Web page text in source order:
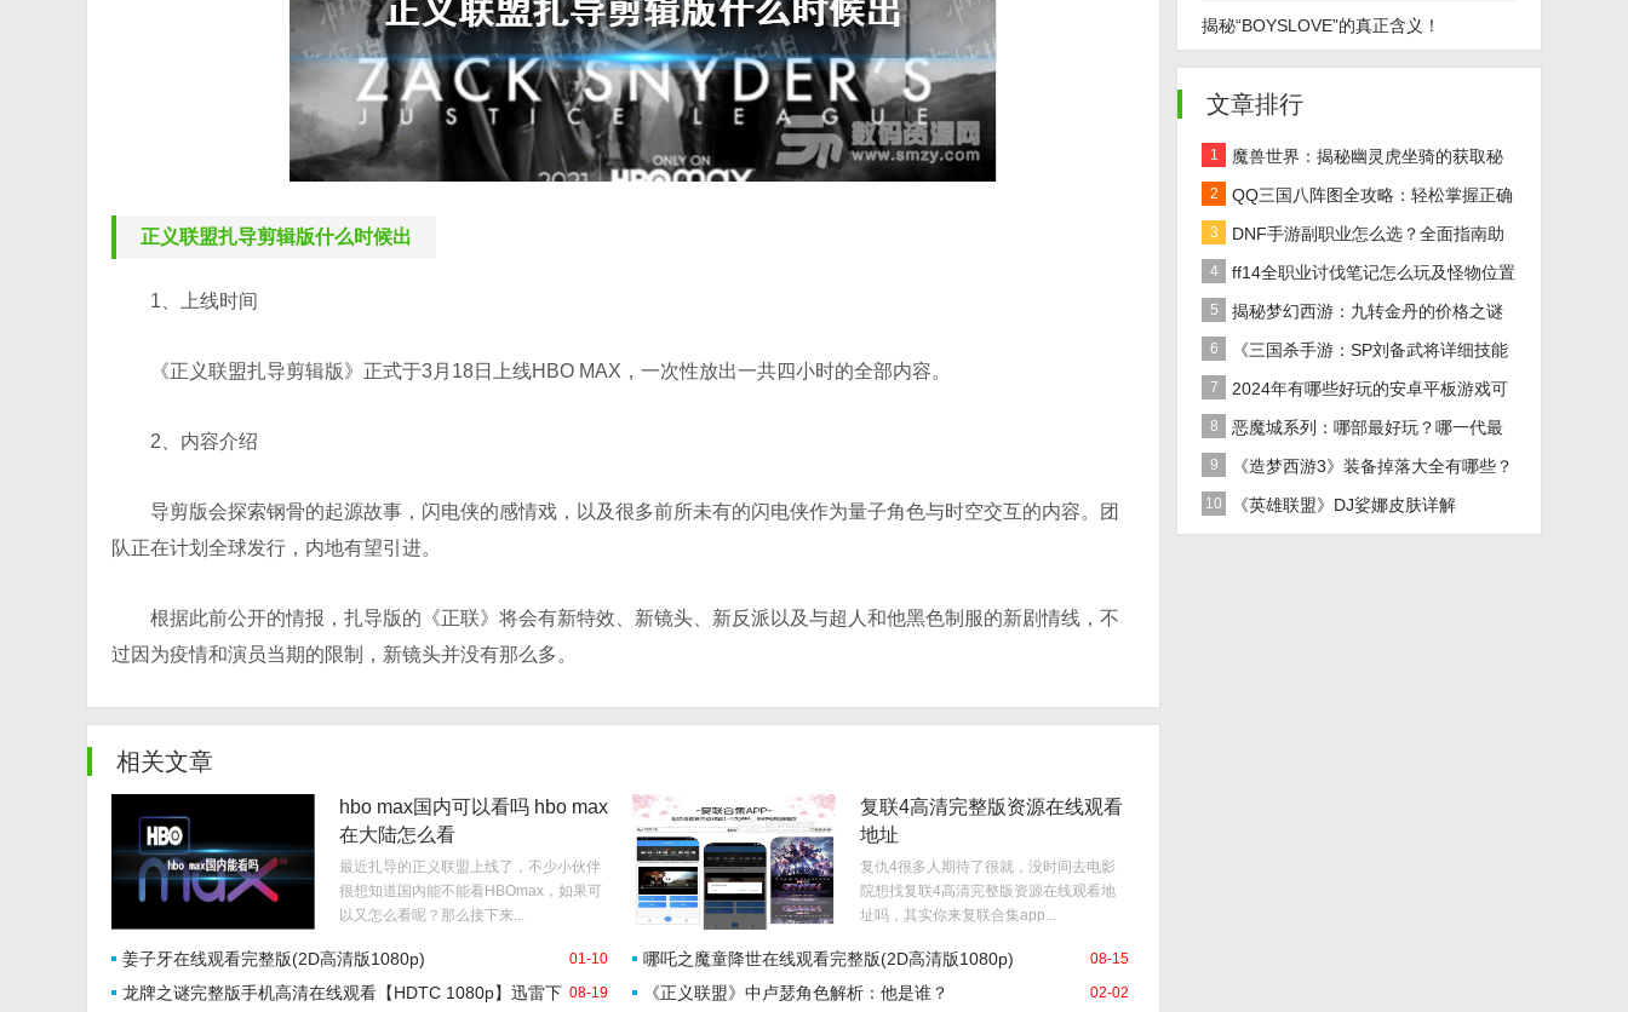
正义联盟扎导剪辑版什么时候出
1、上线时间
《正义联盟扎导剪辑版》正式于3月18日上线HBO MAX，一次性放出一共四小时的全部内容。
2、内容介绍
导剪版会探索钢骨的起源故事，闪电侠的感情戏，以及很多前所未有的闪电侠作为量子角色与时空交互的内容。团
队正在计划全球发行，内地有望引进。
根据此前公开的情报，扎导版的《正联》将会有新特效、新镜头、新反派以及与超人和他黑色制服的新剧情线，不
过因为疫情和演员当期的限制，新镜头并没有那么多。
相关文章
hbo max国内可以看吗 hbo max
在大陆怎么看
最近扎导的正义联盟上线了，不少小伙伴
很想知道国内能不能看HBOmax，如果可
以又怎么看呢？那么接下来...
复联4高清完整版资源在线观看
地址
复仇4很多人期待了很就，没时间去电影
院想找复联4高清完整版资源在线观看地
址吗，其实你来复联合集app...
01-10
姜子牙在线观看完整版(2D高清版1080p) 08-15
哪吒之魔童降世在线观看完整版(2D高清版1080p)
08-19
龙牌之谜完整版手机高清在线观看【HDTC 1080p】迅雷下 02-02
《正义联盟》中卢瑟角色解析：他是谁？
揭秘“BOYSLOVE”的真正含义！
文章排行
1
魔兽世界：揭秘幽灵虎坐骑的获取秘
籍！
2
QQ三国八阵图全攻略：轻松掌握正确
路线
3
DNF手游副职业怎么选？全面指南助
你做出最佳决策！
4
ff14全职业讨伐笔记怎么玩及怪物位置
汇总在哪里？
5
揭秘梦幻西游：九转金丹的价格之谜
及全面解析
6
《三国杀手游：SP刘备武将详细技能
效果解析》
7
2024年有哪些好玩的安卓平板游戏可
以下载推荐？
8
恶魔城系列：哪部最好玩？哪一代最
经典？
9 《造梦西游3》装备掉落大全有哪些？
10 《英雄联盟》DJ娑娜皮肤详解